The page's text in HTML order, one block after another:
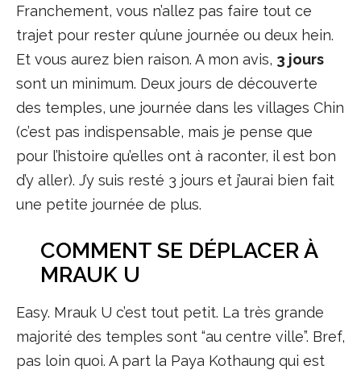
Franchement, vous n’allez pas faire tout ce
trajet pour rester qu’une journée ou deux hein.
Et vous aurez bien raison. A mon avis, 3 jours
sont un minimum. Deux jours de découverte
des temples, une journée dans les villages Chin
(c’est pas indispensable, mais je pense que
pour l’histoire qu’elles ont à raconter, il est bon
d’y aller). J’y suis resté 3 jours et j’aurai bien fait
une petite journée de plus.
COMMENT SE DÉPLACER À
MRAUK U
Easy. Mrauk U c’est tout petit. La très grande
majorité des temples sont “au centre ville”. Bref,
pas loin quoi. A part la Paya Kothaung qui est